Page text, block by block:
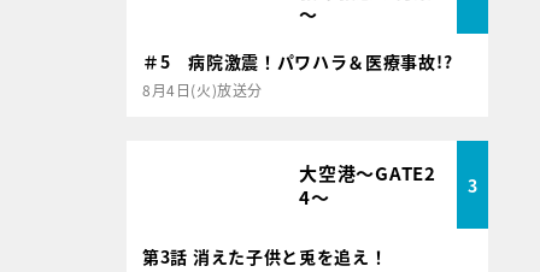
～
＃5 病院激震！パワハラ＆医療事故!?
8月4日(火)放送分
大空港～GATE2
4～
3
第3話 消えた子供と兎を追え！